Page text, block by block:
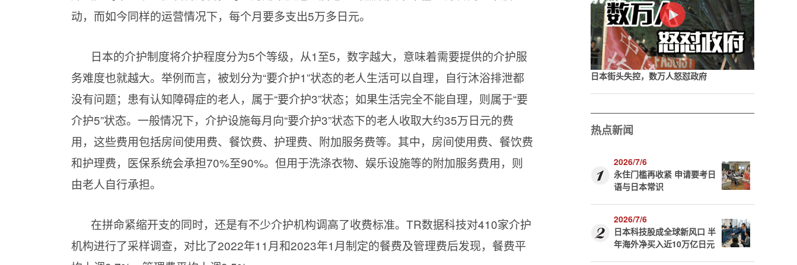
动，而如今同样的运营情况下，每个月要多支出5万多日元。
日本的介护制度将介护程度分为5个等级，从1至5，数字越大，意味着需要提供的介护服
务难度也就越大。举例而言，被划分为“要介护1”状态的老人生活可以自理，自行沐浴排泄都
没有问题；患有认知障碍症的老人，属于“要介护3”状态；如果生活完全不能自理，则属于“要
介护5”状态。一般情况下，介护设施每月向“要介护3”状态下的老人收取大约35万日元的费
用，这些费用包括房间使用费、餐饮费、护理费、附加服务费等。其中，房间使用费、餐饮费
和护理费，医保系统会承担70%至90%。但用于洗涤衣物、娱乐设施等的附加服务费用，则
由老人自行承担。
在拼命紧缩开支的同时，还是有不少介护机构调高了收费标准。TR数据科技对410家介护
机构进行了采样调查，对比了2022年11月和2023年1月制定的餐费及管理费后发现，餐费平
日本街头失控，数万人怒怼政府
热点新闻
2026/7/6
永住门槛再收紧 申请要考日
语与日本常识
2026/7/6
日本科技股成全球新风口 半
年海外净买入近10万亿日元